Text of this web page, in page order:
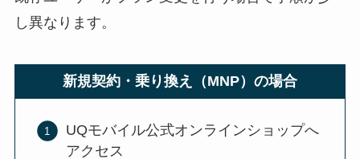
し異なります。
新規契約・乗り換え（MNP）の場合
UQモバイル公式オンラインショップへ
アクセス